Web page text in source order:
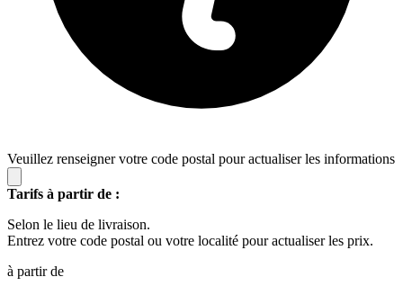
Veuillez renseigner votre code postal pour actualiser les informations
Tarifs à partir de :
Selon le lieu de livraison.
Entrez votre code postal ou votre localité pour actualiser les prix.
à partir de